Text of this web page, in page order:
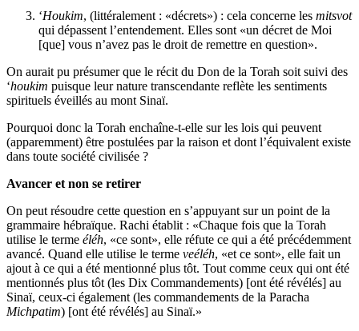
‘Houkim, (littéralement : «décrets») : cela concerne les mitsvot
qui dépassent l’entendement. Elles sont «un décret de Moi
[que] vous n’avez pas le droit de remettre en question».
On aurait pu présumer que le récit du Don de la Torah soit suivi des
‘houkim puisque leur nature transcendante reflète les sentiments
spirituels éveillés au mont Sinaï.
Pourquoi donc la Torah enchaîne-t-elle sur les lois qui peuvent
(apparemment) être postulées par la raison et dont l’équivalent existe
dans toute société civilisée ?
Avancer et non se retirer
On peut résoudre cette question en s’appuyant sur un point de la
grammaire hébraïque. Rachi établit : «Chaque fois que la Torah
utilise le terme éléh, «ce sont», elle réfute ce qui a été précédemment
avancé. Quand elle utilise le terme veéléh, «et ce sont», elle fait un
ajout à ce qui a été mentionné plus tôt. Tout comme ceux qui ont été
mentionnés plus tôt (les Dix Commandements) [ont été révélés] au
Sinaï, ceux-ci également (les commandements de la Paracha
Michpatim) [ont été révélés] au Sinaï.»